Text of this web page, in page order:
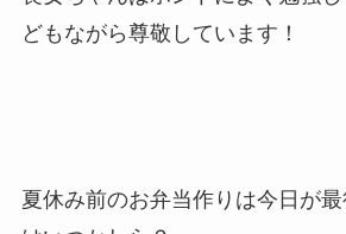
どもながら尊敬しています！
夏休み前のお弁当作りは今日が